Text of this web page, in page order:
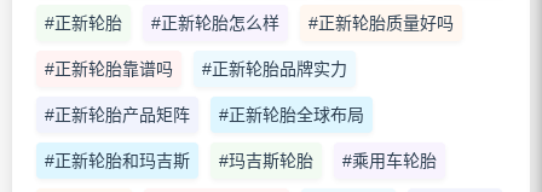
#正新轮胎 #正新轮胎怎么样 #正新轮胎质量好吗
#正新轮胎靠谱吗 #正新轮胎品牌实力
#正新轮胎产品矩阵 #正新轮胎全球布局
#正新轮胎和玛吉斯 #玛吉斯轮胎 #乘用车轮胎